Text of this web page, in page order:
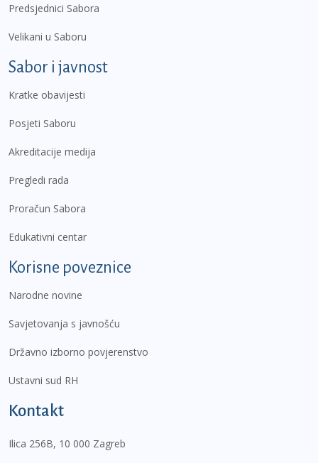
Predsjednici Sabora
Velikani u Saboru
Sabor i javnost
Kratke obavijesti
Posjeti Saboru
Akreditacije medija
Pregledi rada
Proračun Sabora
Edukativni centar
Korisne poveznice
Narodne novine
Savjetovanja s javnošću
Državno izborno povjerenstvo
Ustavni sud RH
Kontakt
Ilica 256B, 10 000 Zagreb